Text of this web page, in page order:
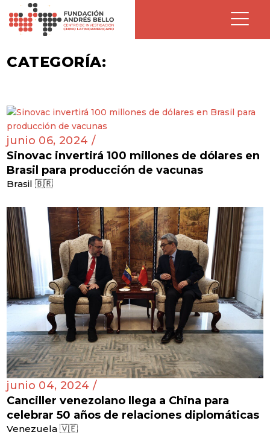
CATEGORÍA:
junio 06, 2024 /
Sinovac invertirá 100 millones de dólares en
Brasil para producción de vacunas
Brasil 🇧🇷
junio 04, 2024 /
Canciller venezolano llega a China para
celebrar 50 años de relaciones diplomáticas
Venezuela 🇻🇪